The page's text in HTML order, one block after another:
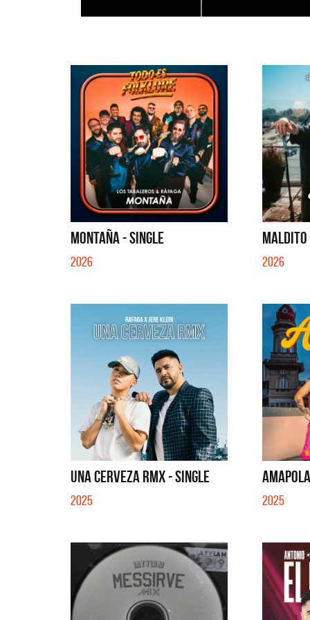
MONTAÑA - SINGLE
2026 2026
UNA CERVEZA RMX - SINGLE
2025 2025